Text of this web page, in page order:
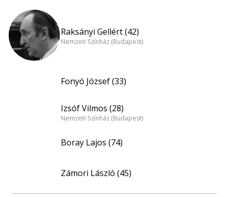
Raksányi Gellért (42)
Nemzeti Színház (Budapest)
Fonyó József (33)
Izsóf Vilmos (28)
Nemzeti Színház (Budapest)
Boray Lajos (74)
Zámori László (45)